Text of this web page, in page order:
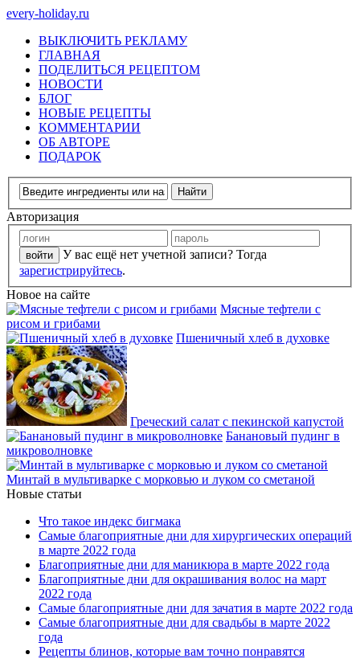
every-holiday.ru
ВЫКЛЮЧИТЬ РЕКЛАМУ
ГЛАВНАЯ
ПОДЕЛИТЬСЯ РЕЦЕПТОМ
НОВОСТИ
БЛОГ
НОВЫЕ РЕЦЕПТЫ
КОММЕНТАРИИ
ОБ АВТОРЕ
ПОДАРОК
Авторизация
У вас ещё нет учетной записи? Тогда
зарегистрируйтесь.
Новое на сайте
Мясные тефтели с
рисом и грибами
Пшеничный хлеб в духовке
Греческий салат с пекинской капустой
Банановый пудинг в
микроволновке
Минтай в мультиварке с морковью и луком со сметаной
Новые статьи
Что такое индекс бигмака
Самые благоприятные дни для хирургических операций
в марте 2022 года
Благоприятные дни для маникюра в марте 2022 года
Благоприятные дни для окрашивания волос на март
2022 года
Самые благоприятные дни для зачатия в марте 2022 года
Самые благоприятные дни для свадьбы в марте 2022
года
Рецепты блинов, которые вам точно понравятся